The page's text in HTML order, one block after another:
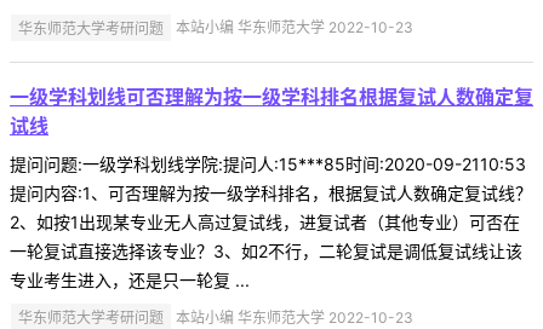
华东师范大学考研问题 本站小编 华东师范大学 2022-10-23
一级学科划线可否理解为按一级学科排名根据复试人数确定复
试线
提问问题:一级学科划线学院:提问人:15***85时间:2020-09-2110:53
提问内容:1、可否理解为按一级学科排名，根据复试人数确定复试线？
2、如按1出现某专业无人高过复试线，进复试者（其他专业）可否在
一轮复试直接选择该专业？3、如2不行，二轮复试是调低复试线让该
专业考生进入，还是只一轮复 ...
华东师范大学考研问题 本站小编 华东师范大学 2022-10-23